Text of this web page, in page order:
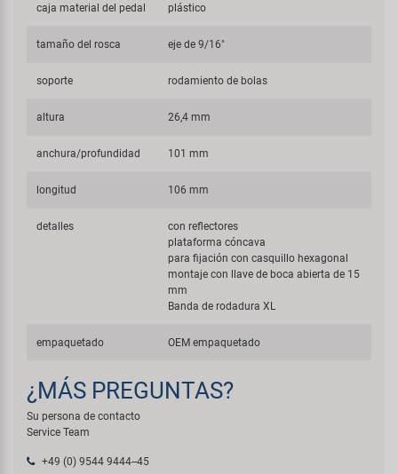
caja material del pedal plástico
tamaño del rosca eje de 9/16"
soporte rodamiento de bolas
altura 26,4 mm
anchura/profundidad 101 mm
longitud 106 mm
detalles
con reflectores
plataforma cóncava
para fijación con casquillo hexagonal
montaje con llave de boca abierta de 15
mm
Banda de rodadura XL
empaquetado OEM empaquetado
¿MÁS PREGUNTAS?
Su persona de contacto
Service Team
+49 (0) 9544 9444--45